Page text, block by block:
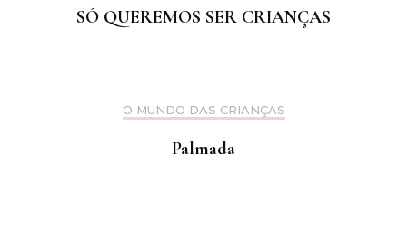
SÓ QUEREMOS SER CRIANÇAS
O MUNDO DAS CRIANÇAS
Palmada